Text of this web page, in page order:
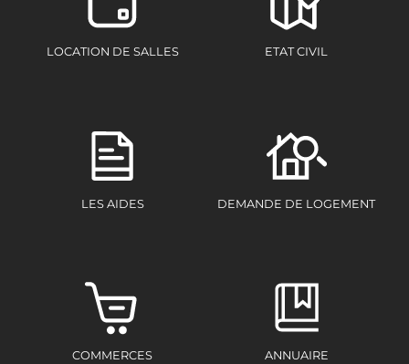
LOCATION DE SALLES ETAT CIVIL
LES AIDES DEMANDE DE LOGEMENT
COMMERCES ANNUAIRE